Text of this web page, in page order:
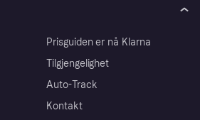
Prisguiden er nå Klarna
Tilgjengelighet
Auto-Track
Kontakt